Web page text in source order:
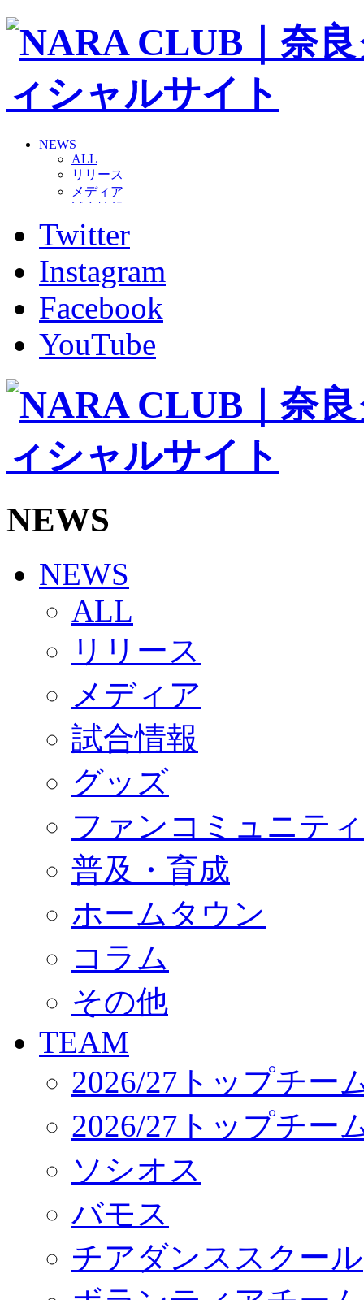
NEWS
ALL
リリース
メディア
グッズ
ファンコミュニティ
ホームタウン
コラム
その他
TEAM
2026/27トップチーム
2026/27トップチームスタッフ
バモス
チアダンススクール
ボランティアチーム「volundeer」
ビクトリーロード
HOMEGAME
観戦ルール＆マナー
Jリーグ運営管理規定
写真・動画使用ガイドライン
SCHEDULE
2026/27
練習見学時のファンサービスについて
TICKET
奈良クラブ明治安田J3リーグ2026/27シーズン試
奈良クラブ明治安田Ｊ3リーグ 2026/27シーズン「
観戦ルール＆マナー
2026/27ファンコミュニティ
サポートショップ
GOODS
オフィシャルストア（実店舗）
オンラインストア
ACADEMY
アカデミーについて
コーチ&スタッフ
ジュニア
ジュニアユース
ユース
練習拠点（ナラディーア）
SCHOOL
CLUB
パートナー募集
クラブ理念
サステナビリティ
Web制作支援
応援プロジェクト
Twitter
Instagram
Facebook
YouTube
NEWS
NEWS
ALL
リリース
メディア
試合情報
グッズ
ファンコミュニティ
普及・育成
ホームタウン
コラム
その他
TEAM
2026/27トップチー
2026/27トップチー
ソシオス
バモス
チアダンススクール